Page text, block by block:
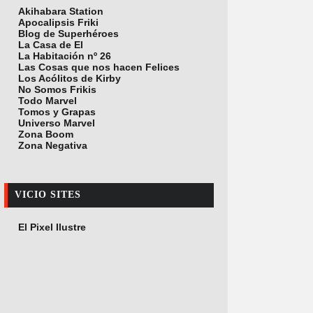
Akihabara Station
Apocalipsis Friki
Blog de Superhéroes
La Casa de El
La Habitación nº 26
Las Cosas que nos hacen Felices
Los Acólitos de Kirby
No Somos Frikis
Todo Marvel
Tomos y Grapas
Universo Marvel
Zona Boom
Zona Negativa
VICIO SITES
El Pixel Ilustre